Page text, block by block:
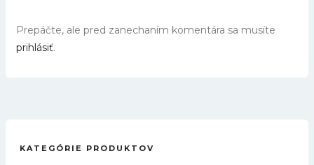
Prepáčte, ale pred zanechaním komentára sa musíte
prihlásiť.
KATEGÓRIE PRODUKTOV